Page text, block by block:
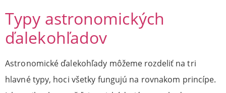
Typy astronomických
ďalekohľadov
Astronomické ďalekohľady môžeme rozdeliť na tri
hlavné typy, hoci všetky fungujú na rovnakom princípe.